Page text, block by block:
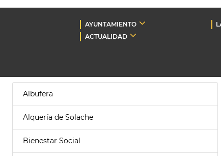
AYUNTAMIENTO
ACTUALIDAD
Albufera
Alquería de Solache
Bienestar Social